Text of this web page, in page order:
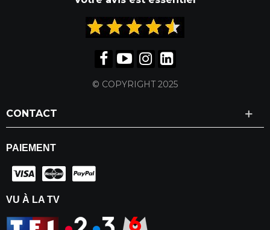
© COPYRIGHT 2025
CONTACT
PAIEMENT
VU À LA TV